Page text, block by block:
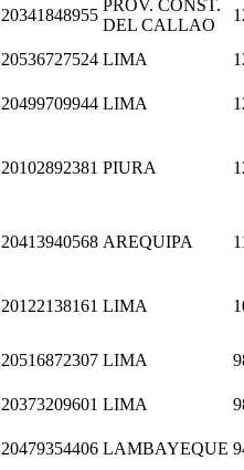
20341848955
PROV. CONST.
DEL CALLAO
20536727524 LIMA
20499709944 LIMA
20102892381 PIURA
20413940568 AREQUIPA
20122138161 LIMA
20516872307 LIMA
20373209601 LIMA
20479354406 LAMBAYEQUE